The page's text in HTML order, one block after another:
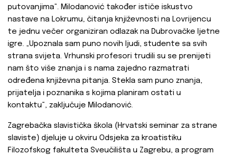
putovanjima“. Milodanović također ističe iskustvo
nastave na Lokrumu, čitanja književnosti na Lovrijencu
te jednu večer organiziran odlazak na Dubrovačke ljetne
igre. „Upoznala sam puno novih ljudi, studente sa svih
strana svijeta. Vrhunski profesori trudili su se prenijeti
nam što više znanja i s nama zajedno razmatrati
određena književna pitanja. Stekla sam puno znanja,
prijatelja i poznanika s kojima planiram ostati u
kontaktu“, zaključuje Milodanović.
Zagrebačka slavistička škola (Hrvatski seminar za strane
slaviste) djeluje u okviru Odsjeka za kroatistiku
Filozofskog fakulteta Sveučilišta u Zagrebu, a program